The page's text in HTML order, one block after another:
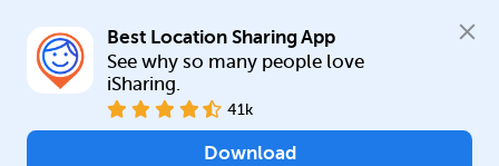
Best Location Sharing App
See why so many people love
iSharing.
41k
Download